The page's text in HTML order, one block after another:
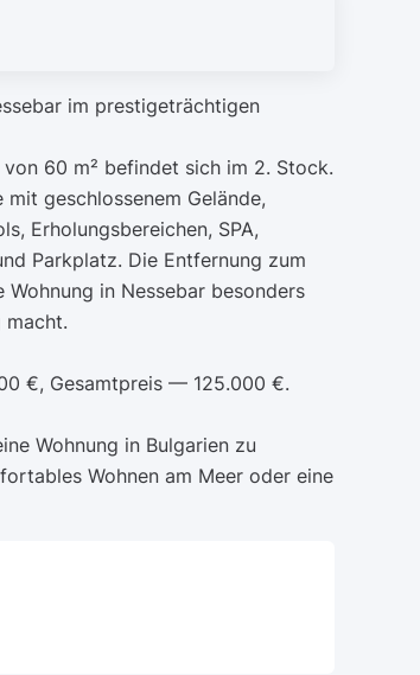
im prestigeträchtigen
60 m² befindet sich im 2. Stock.
mit geschlossenem Gelände,
Erholungsbereichen, SPA,
Parkplatz. Die Entfernung zum
in Nessebar besonders
macht.
€, Gesamtpreis — 125.000 €.
Wohnung in Bulgarien zu
Wohnen am Meer oder eine